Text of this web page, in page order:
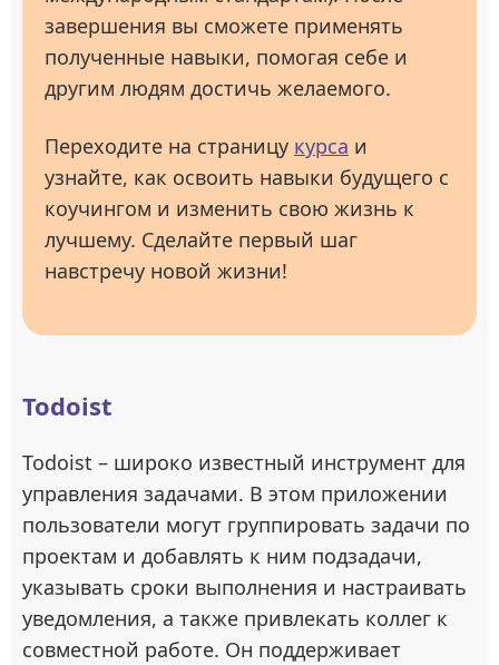
завершения вы сможете применять
полученные навыки, помогая себе и
другим людям достичь желаемого.
Переходите на страницу курса и
узнайте, как освоить навыки будущего с
коучингом и изменить свою жизнь к
лучшему. Сделайте первый шаг
навстречу новой жизни!
Todoist
Todoist – широко известный инструмент для
управления задачами. В этом приложении
пользователи могут группировать задачи по
проектам и добавлять к ним подзадачи,
указывать сроки выполнения и настраивать
уведомления, а также привлекать коллег к
совместной работе. Он поддерживает